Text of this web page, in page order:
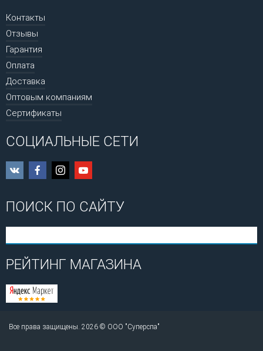
Контакты
Отзывы
Гарантия
Оплата
Доставка
Оптовым компаниям
Сертификаты
СОЦИАЛЬНЫЕ СЕТИ
ПОИСК ПО САЙТУ
РЕЙТИНГ МАГАЗИНА
Все права защищены. 2026 © ООО "Суперспа"